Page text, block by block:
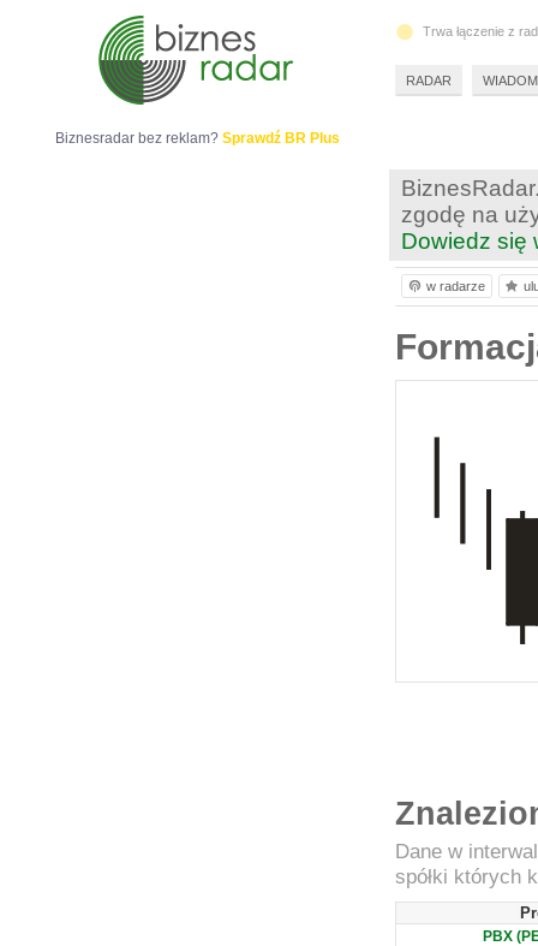
zgodę na
Dowiedz się
Dane w
spółki których
PBX
w radarze
Biznesradar bez reklam? Sprawdź BR Plus
Trwa łączenie z
RADAR